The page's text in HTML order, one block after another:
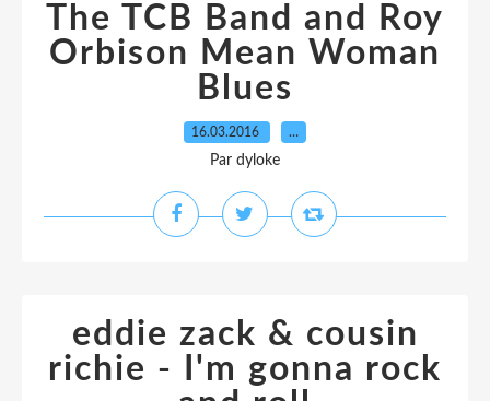
The TCB Band and Roy
Orbison Mean Woman
Blues
16.03.2016 …
Par dyloke
eddie zack & cousin
richie - I'm gonna rock